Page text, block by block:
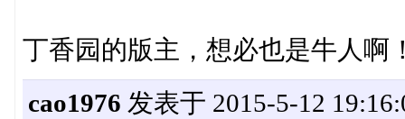
丁香园的版主，想必也是牛人啊
cao1976 发表于 2015-5-12